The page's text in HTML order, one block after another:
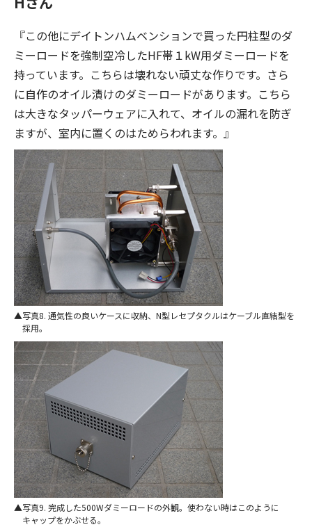
『この他にデイトンハムベンションで買った円柱型のダ
ミーロードを強制空冷したHF帯１kW用ダミーロードを
持っています。こちらは壊れない頑丈な作りです。さら
に自作のオイル漬けのダミーロードがあります。こちら
は大きなタッパーウェアに入れて、オイルの漏れを防ぎ
ますが、室内に置くのはためらわれます。』
写真8. 通気性の良いケースに収納、N型レセプタクルはケーブル直結型を
採用。
写真9. 完成した500Wダミーロードの外観。使わない時はこのように
キャップをかぶせる。